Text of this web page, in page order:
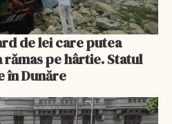
de lei care putea
pe hârtie. Statul
în Dunăre